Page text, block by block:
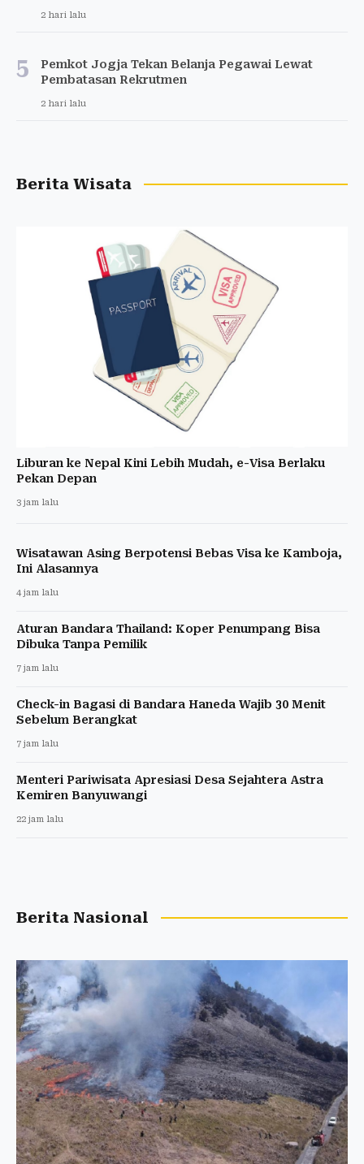
2 hari lalu
5
Pemkot Jogja Tekan Belanja Pegawai Lewat
Pembatasan Rekrutmen
2 hari lalu
Berita Wisata
Liburan ke Nepal Kini Lebih Mudah, e-Visa Berlaku
Pekan Depan
3 jam lalu
Wisatawan Asing Berpotensi Bebas Visa ke Kamboja,
Ini Alasannya
4 jam lalu
Aturan Bandara Thailand: Koper Penumpang Bisa
Dibuka Tanpa Pemilik
7 jam lalu
Check-in Bagasi di Bandara Haneda Wajib 30 Menit
Sebelum Berangkat
7 jam lalu
Menteri Pariwisata Apresiasi Desa Sejahtera Astra
Kemiren Banyuwangi
22 jam lalu
Berita Nasional